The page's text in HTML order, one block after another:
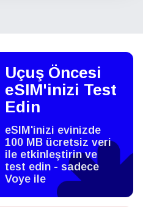
Uçuş Öncesi
eSIM'inizi Test
Edin
eSIM'inizi evinizde
100 MB ücretsiz veri
ile etkinleştirin ve
test edin - sadece
Voye ile